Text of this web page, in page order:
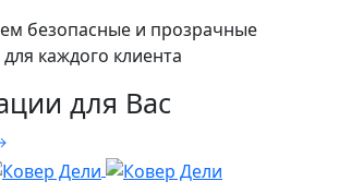
безопасные и прозрачные
каждого клиента
для Вас